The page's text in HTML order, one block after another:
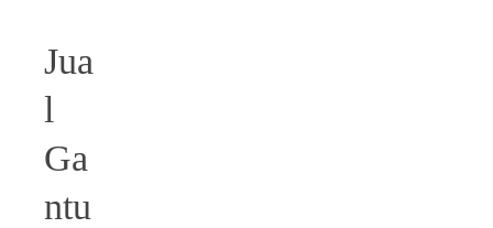
Jua
l
Ga
ntu